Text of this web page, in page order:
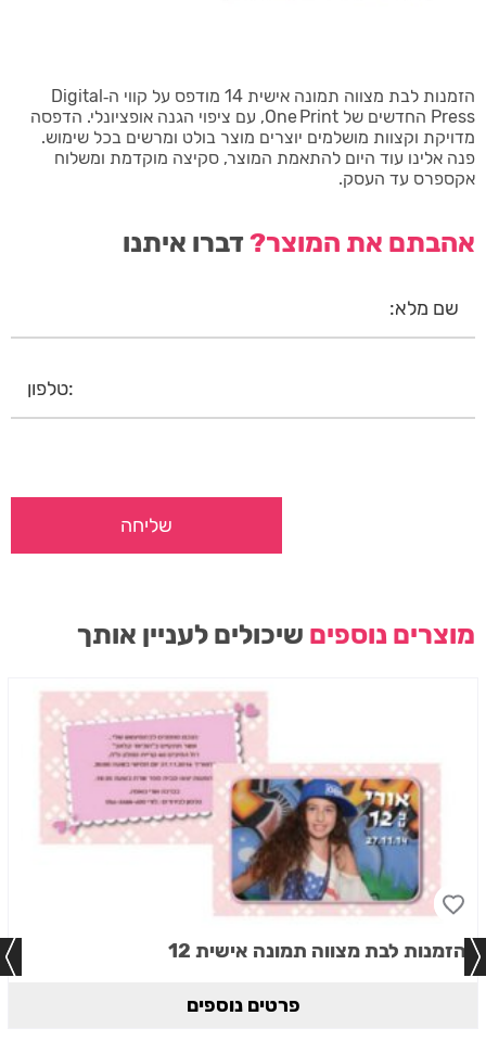
הזמנות לבת מצווה תמונה אישית 14 מודפס על קווי ה‑Digital
Press החדשים של One Print, עם ציפוי הגנה אופציונלי. הדפסה
מדויקת וקצוות מושלמים יוצרים מוצר בולט ומרשים בכל שימוש.
פנה אלינו עוד היום להתאמת המוצר, סקיצה מוקדמת ומשלוח
אקספרס עד העסק.
אהבתם את המוצר?דברו איתנו
מוצרים נוספים שיכולים לעניין אותך
הזמנות לבת מצווה תמונה אישית 12
פרטים נוספים